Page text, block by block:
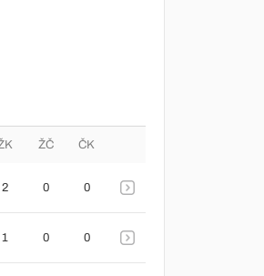
ŽČ ČK
2 0 0
1 0 0